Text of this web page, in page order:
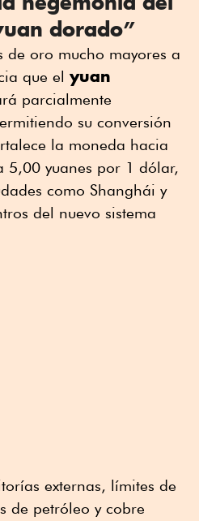
dorado”
de oro mucho mayores a
que el yuan
parcialmente
su conversión
la moneda hacia
5,00 yuanes por 1 dólar,
como Shanghái y
del nuevo sistema
externas, límites de
de petróleo y cobre